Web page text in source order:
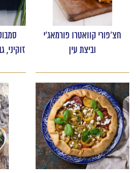
חצ'פורי קוואטרו פורמאג'י
וביצת עין
זוקיני,